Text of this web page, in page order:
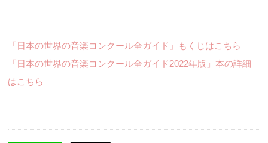
「日本の世界の音楽コンクール全ガイド」もくじはこちら
「日本の世界の音楽コンクール全ガイド2022年版」本の詳細
はこちら